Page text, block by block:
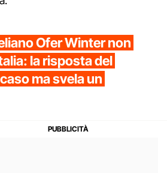
Ofer Winter non
la risposta del
ma svela un